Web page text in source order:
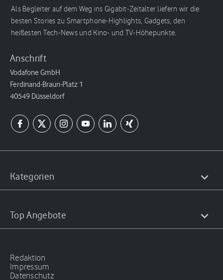
Als Begleiter auf dem Weg ins Gigabit-Zeitalter liefern wir die
besten Stories zu Smartphone-Highlights, Gadgets, den
heißesten Tech-News und Kino- und TV-Höhepunkte.
Anschrift
Vodafone GmbH
Ferdinand-Braun-Platz 1
40549 Düsseldorf
Kategorien
Top Angebote
Redaktion
Impressum
Datenschutz